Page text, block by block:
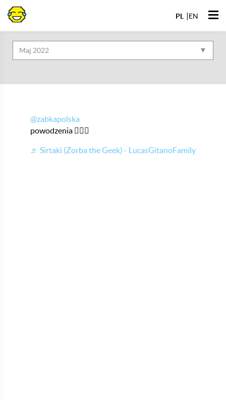
Przejdź
do
PL EN
Archiwa
@zabkapolska
powodzenia 💁🏼‍♀️
♬ Sirtaki (Zorba the Geek) - LucasGitanoFamily